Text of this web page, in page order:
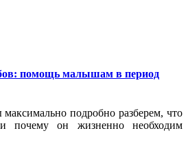
помощь малышам в период
подробно разберем, что
и почему он жизненно необходим